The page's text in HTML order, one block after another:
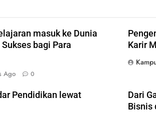
masuk ke Dunia
bagi Para
Ago 0
Karir
Pendidikan lewat
Dari
Bisnis